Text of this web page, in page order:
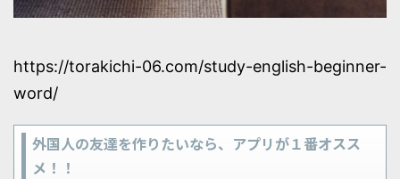
https://torakichi-06.com/study-english-beginner-
word/
外国人の友達を作りたいなら、アプリが１番オスス
メ！！